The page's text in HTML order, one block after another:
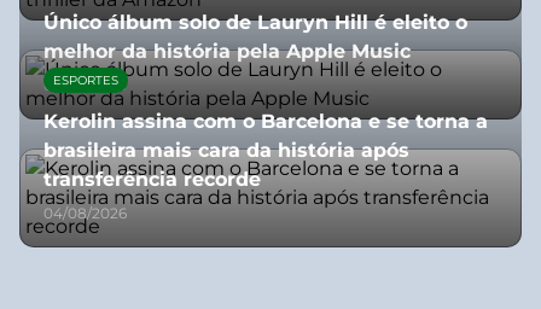
Único álbum solo de Lauryn Hill é eleito o
melhor da história pela Apple Music
06/08/2026
ESPORTES
Kerolin assina com o Barcelona e se torna a
brasileira mais cara da história após
transferência recorde
04/08/2026